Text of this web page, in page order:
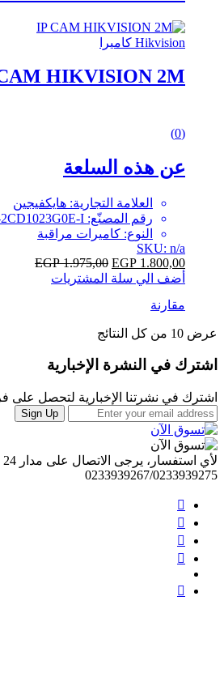
Hikvision كاميرا
HIKVISION 2M
of
5
(0)
عن هذه السلعة
العلامة التجارية: هايكفيجين
رقم المصنّع: DS-2CD1023G0E-I
النوع: كاميرات مراقبة
SKU: n/a
EGP 1.800,00
EGP1.975,00
أضف الي سلة المشتريات
مقارنة
عرض ⁦10⁩ من كل النتائج
Brands
Carousel
اشترك في النشرة الإخبارية
اشترك في نشرتنا الإخبارية لتحصل على
Sign Up
لأي استفسار، يرجى الاتصال على مدار 24 ساعة في اليوم.
0233939267/0233939275